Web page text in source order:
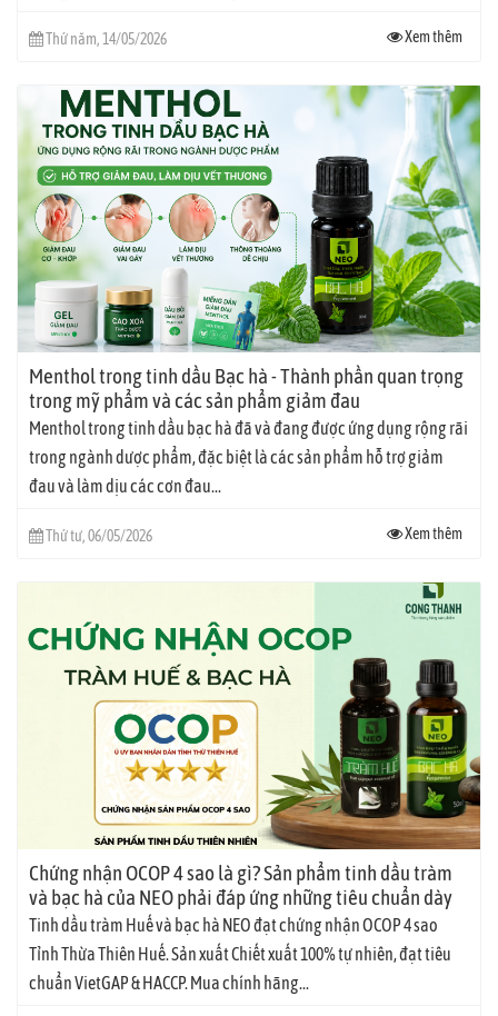
Thứ năm, 14/05/2026 Xem thêm
Menthol trong tinh dầu Bạc hà - Thành phần quan trọng
trong mỹ phẩm và các sản phẩm giảm đau
Menthol trong tinh dầu bạc hà đã và đang được ứng dụng rộng rãi
trong ngành dược phẩm, đặc biệt là các sản phẩm hỗ trợ giảm
đau và làm dịu các cơn đau...
Thứ tư, 06/05/2026 Xem thêm
Chứng nhận OCOP 4 sao là gì? Sản phẩm tinh dầu tràm
và bạc hà của NEO phải đáp ứng những tiêu chuẩn dày
khe nào?
Tinh dầu tràm Huế và bạc hà NEO đạt chứng nhận OCOP 4 sao
Tỉnh Thừa Thiên Huế. Sản xuất Chiết xuất 100% tự nhiên, đạt tiêu
chuẩn VietGAP & HACCP. Mua chính hãng...